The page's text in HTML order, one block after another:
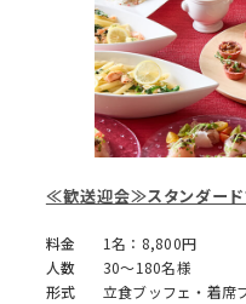
≪歓送迎会≫スタンダード
料金
1名：8,800円
人数
30～180名様
形式
立食ブッフェ・着席